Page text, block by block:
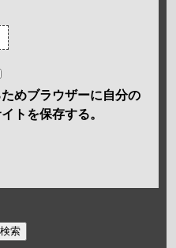
めブラウザーに自分の
トを保存する。
検索